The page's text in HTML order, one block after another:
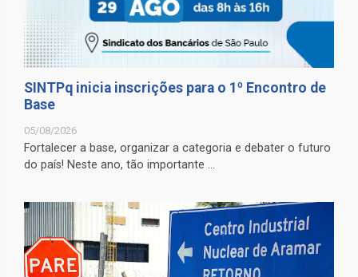
SINTPq inicia inscrições para o 1º Encontro de
Base
05/08/2026
Fortalecer a base, organizar a categoria e debater o futuro
do país! Neste ano, tão importante ...